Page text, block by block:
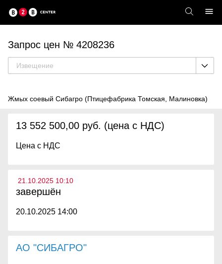
Запрос цен № 4208236
Извещение
Жмых соевый Сибагро (Птицефабрика Томская, Малиновка)
13 552 500,00 руб. (цена с НДС)
Цена с НДС
21.10.2025 10:10
завершён
20.10.2025 14:00
АО "СИБАГРО"